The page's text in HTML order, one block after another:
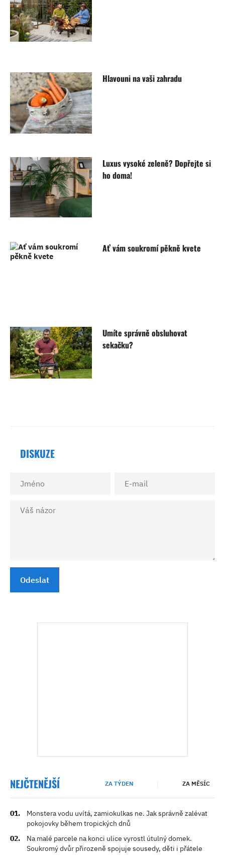
Hlavouni na vaši zahradu
Luxus vysoké zeleně? Dopřejte si
ho doma!
Ať vám soukromí pěkně kvete
Umíte správně obsluhovat
sekačku?
DISKUZE
Odeslat
NEJČTENĚJŠÍ ZA TÝDEN ZA MĚSÍC
Monstera vodu uvítá, zamiokulkas ne. Jak správně zalévat
pokojovky během tropických dnů
Na malé parcele na konci ulice vyrostl útulný domek.
Soukromý dvůr přirozeně spojuje sousedy, děti i přátele